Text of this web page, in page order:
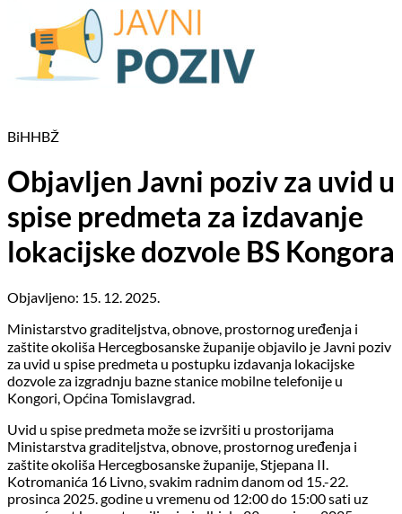
BiHHBŽ
Objavljen Javni poziv za uvid u
spise predmeta za izdavanje
lokacijske dozvole BS Kongora
Objavljeno: 15. 12. 2025.
Ministarstvo graditeljstva, obnove, prostornog uređenja i
zaštite okoliša Hercegbosanske županije objavilo je Javni poziv
za uvid u spise predmeta u postupku izdavanja lokacijske
dozvole za izgradnju bazne stanice mobilne telefonije u
Kongori, Općina Tomislavgrad.
Uvid u spise predmeta može se izvršiti u prostorijama
Ministarstva graditeljstva, obnove, prostornog uređenja i
zaštite okoliša Hercegbosanske županije, Stjepana II.
Kotromanića 16 Livno, svakim radnim danom od 15.-22.
prosinca 2025. godine u vremenu od 12:00 do 15:00 sati uz